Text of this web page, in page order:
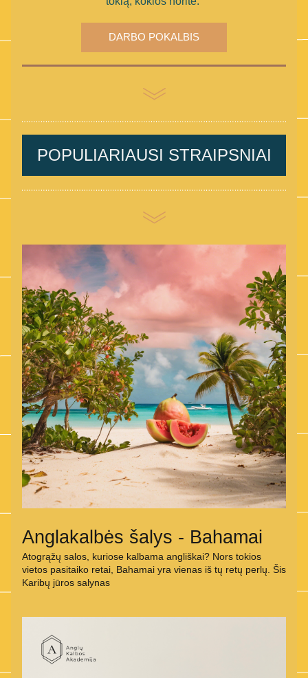
DARBO POKALBIS
POPULIARIAUSI STRAIPSNIAI
Anglakalbės šalys - Bahamai
Atogrąžų salos, kuriose kalbama angliškai? Nors tokios
vietos pasitaiko retai, Bahamai yra vienas iš tų retų perlų. Šis
Karibų jūros salynas